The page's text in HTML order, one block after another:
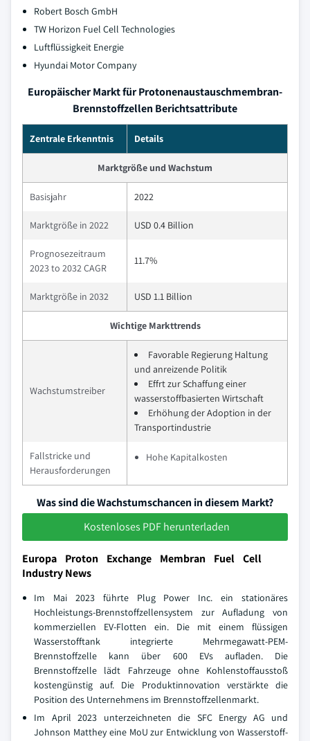
Robert Bosch GmbH
TW Horizon Fuel Cell Technologies
Luftflüssigkeit Energie
Hyundai Motor Company
Europäischer Markt für Protonenaustauschmembran-
Brennstoffzellen Berichtsattribute
Zentrale Erkenntnis Details
Marktgröße und Wachstum
Basisjahr 2022
Marktgröße in 2022 USD 0.4 Billion
Prognosezeitraum
2023 to 2032 CAGR
11.7%
Marktgröße in 2032 USD 1.1 Billion
Wichtige Markttrends
Wachstumstreiber
Favorable Regierung Haltung
und anreizende Politik
Effrt zur Schaffung einer
wasserstoffbasierten Wirtschaft
Erhöhung der Adoption in der
Transportindustrie
Fallstricke und
Herausforderungen
Hohe Kapitalkosten
Was sind die Wachstumschancen in diesem Markt?
Kostenloses PDF herunterladen
Europa Proton Exchange Membran Fuel Cell
Industry News
Im Mai 2023 führte Plug Power Inc. ein stationäres
Hochleistungs-Brennstoffzellensystem zur Aufladung von
kommerziellen EV-Flotten ein. Die mit einem flüssigen
Wasserstofftank integrierte Mehrmegawatt-PEM-
Brennstoffzelle kann über 600 EVs aufladen. Die
Brennstoffzelle lädt Fahrzeuge ohne Kohlenstoffausstoß
kostengünstig auf. Die Produktinnovation verstärkte die
Position des Unternehmens im Brennstoffzellenmarkt.
Im April 2023 unterzeichneten die SFC Energy AG und
Johnson Matthey eine MoU zur Entwicklung von Wasserstoff-